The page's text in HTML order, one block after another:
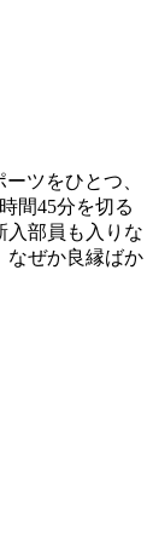
ツをひとつ、
間45分を切る
入部員も入りな
なぜか良縁ばか